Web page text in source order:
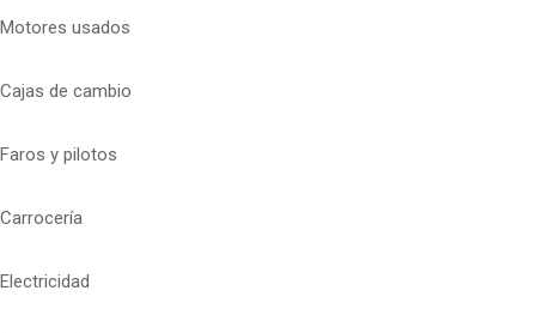
Motores usados
Cajas de cambio
Faros y pilotos
Carrocería
Electricidad